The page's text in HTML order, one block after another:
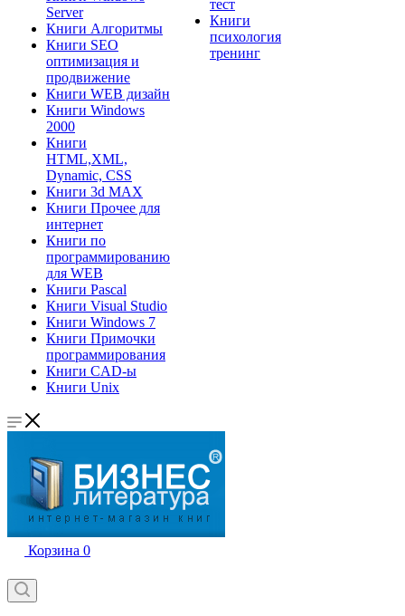
Server
Книги Алгоритмы
Книги SEO
оптимизация и
продвижение
Книги WEB дизайн
Книги Windows
2000
Книги
HTML,XML,
Dynamic, CSS
Книги 3d MAX
Книги Прочее для
интернет
Книги по
программированию
для WEB
Книги Pascal
Книги Visual Studio
Книги Windows 7
Книги Примочки
программирования
Книги CAD-ы
Книги Unix
тест
Книги
психология
тренинг
Корзина 0